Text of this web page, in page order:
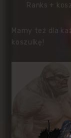
Ranks +
Mamy też dla
koszulkę!